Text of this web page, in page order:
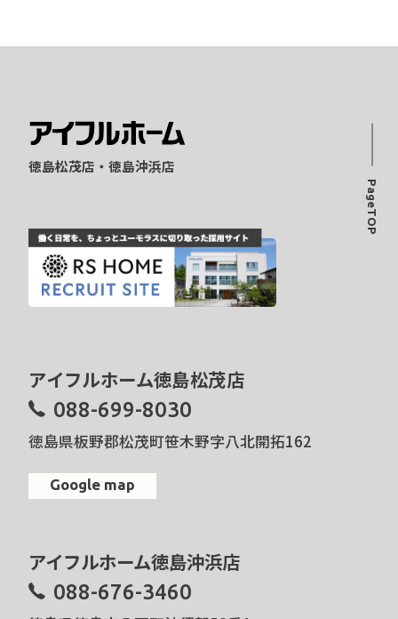
徳島松茂店・徳島沖浜店
アイフルホーム徳島松茂店
088-699-8030
徳島県板野郡松茂町笹木野字八北開拓162
Google map
アイフルホーム徳島沖浜店
088-676-3460
PageTOP